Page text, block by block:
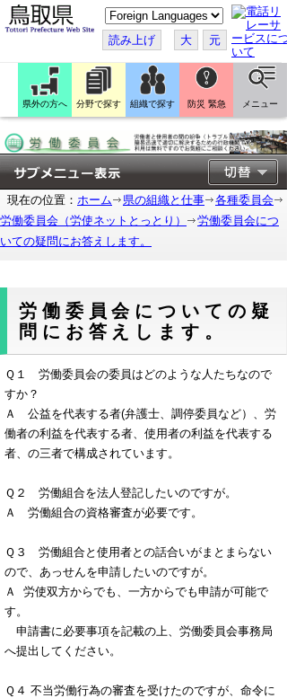
こ
の
ペ
ー
ジ
翻
訳
す
読み上げ 大 元
県外の方へ 分野で探す 組織で探す 防災 緊急 メニュー
現在の位置： ホーム 県の組織と仕事
各種委員会
労働委員会（労使ネットとっとり）
労働委員会につ
いての疑問にお答えします。
労働委員会についての疑
問にお答えします。
Ｑ１ 労働委員会の委員はどのような人たちなので
すか？
Ａ 公益を代表する者(弁護士、調停委員など）、労
働者の利益を代表する者、使用者の利益を代表する
者、の三者で構成されています。
Ｑ２ 労働組合を法人登記したいのですが。
Ａ 労働組合の資格審査が必要です。
Ｑ３ 労働組合と使用者との話合いがまとまらない
ので、あっせんを申請したいのですが。
Ａ 労使双方からでも、一方からでも申請が可能で
す。
申請書に必要事項を記載の上、労働委員会事務局
へ提出してください。
Ｑ４ 不当労働行為の審査を受けたのですが、命令に